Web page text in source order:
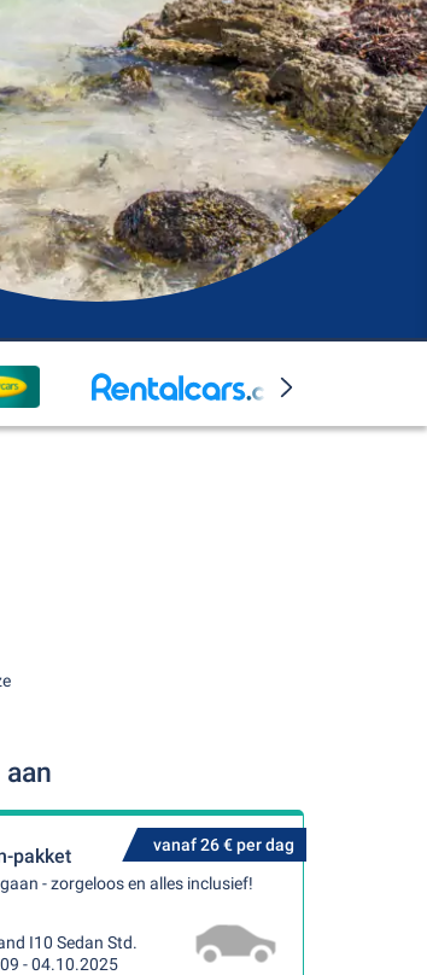
vanaf 26 € per dag
pakket
- zorgeloos en alles inclusief!
I10 Sedan Std.
- 04.10.2025